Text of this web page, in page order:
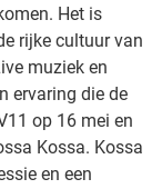
Het is
rijke cultuur van
muziek en
ervaring die de
op 16 mei en
Kossa. Kossa
en een